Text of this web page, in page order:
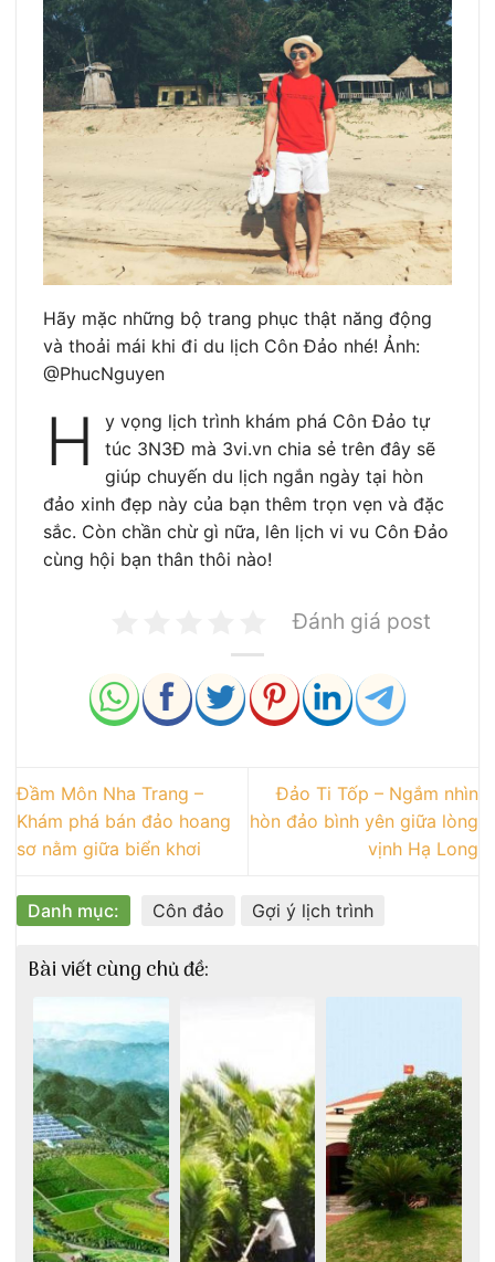
Hãy mặc những bộ trang phục thật năng động
và thoải mái khi đi du lịch Côn Đảo nhé! Ảnh:
@PhucNguyen
H
y vọng lịch trình khám phá Côn Đảo tự
túc 3N3Đ mà 3vi.vn chia sẻ trên đây sẽ
giúp chuyến du lịch ngắn ngày tại hòn
đảo xinh đẹp này của bạn thêm trọn vẹn và đặc
sắc. Còn chần chừ gì nữa, lên lịch vi vu Côn Đảo
cùng hội bạn thân thôi nào!
Đánh giá post
Đầm Môn Nha Trang –
Khám phá bán đảo hoang
sơ nằm giữa biển khơi
Đảo Ti Tốp – Ngắm nhìn
hòn đảo bình yên giữa lòng
vịnh Hạ Long
Danh mục: Côn đảo Gợi ý lịch trình
Bài viết cùng chủ đề: